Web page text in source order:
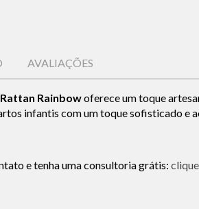
AVALIAÇÕES
Rainbowoferece um toque
infantis com um toque sofisticado
e tenha uma consultoria grátis: